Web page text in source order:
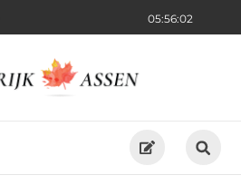
05:56:03